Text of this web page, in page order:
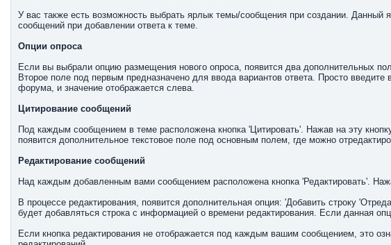
У вас также есть возможность выбрать ярлык темы/сообщения при создании.
сообщений при добавлении ответа к теме.
Опции опроса
Если вы выбрали опцию размещения нового опроса, появится два дополнительных
Второе поле под первым предназначено для ввода вариантов ответа. Просто
форума, и значение отображается слева.
Цитирование сообщений
Под каждым сообщением в теме расположена кнопка 'Цитировать'. Нажав на эту
появится дополнительное текстовое поле под основным полем, где можно
Редактирование сообщений
Над каждым добавленным вами сообщением расположена кнопка 'Редактировать'.
В процессе редактирования, появится дополнительная опция: 'Добавить строку
будет добавляться строка с информацией о времени редактирования. Если данная
Если кнопка редактирования не отображается под каждым вашим сообщением, это